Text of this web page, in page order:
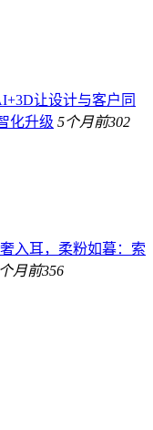
让设计与客户同
化升级 5个月前302
入耳，柔粉如暮：索
月前356